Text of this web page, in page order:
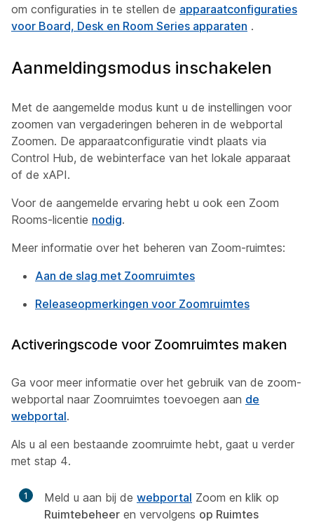
om configuraties in te stellen de apparaatconfiguraties
voor Board, Desk en Room Series apparaten .
Aanmeldingsmodus inschakelen
Met de aangemelde modus kunt u de instellingen voor
zoomen van vergaderingen beheren in de webportal
Zoomen. De apparaatconfiguratie vindt plaats via
Control Hub, de webinterface van het lokale apparaat
of de xAPI.
Voor de aangemelde ervaring hebt u ook een Zoom
Rooms-licentie nodig.
Meer informatie over het beheren van Zoom-ruimtes:
Aan de slag met Zoomruimtes
Releaseopmerkingen voor Zoomruimtes
Activeringscode voor Zoomruimtes maken
Ga voor meer informatie over het gebruik van de zoom-
webportal naar Zoomruimtes toevoegen aan de
webportal.
Als u al een bestaande zoomruimte hebt, gaat u verder
met stap 4.
1 Meld u aan bij de webportal Zoom en klik op
Ruimtebeheer en vervolgens op Ruimtes